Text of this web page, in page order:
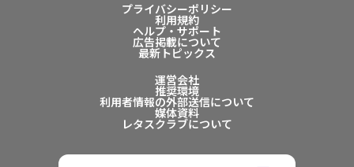
プライバシーポリシー
利用規約
ヘルプ・サポート
広告掲載について
最新トピックス
運営会社
推奨環境
利用者情報の外部送信について
媒体資料
レタスクラブについて